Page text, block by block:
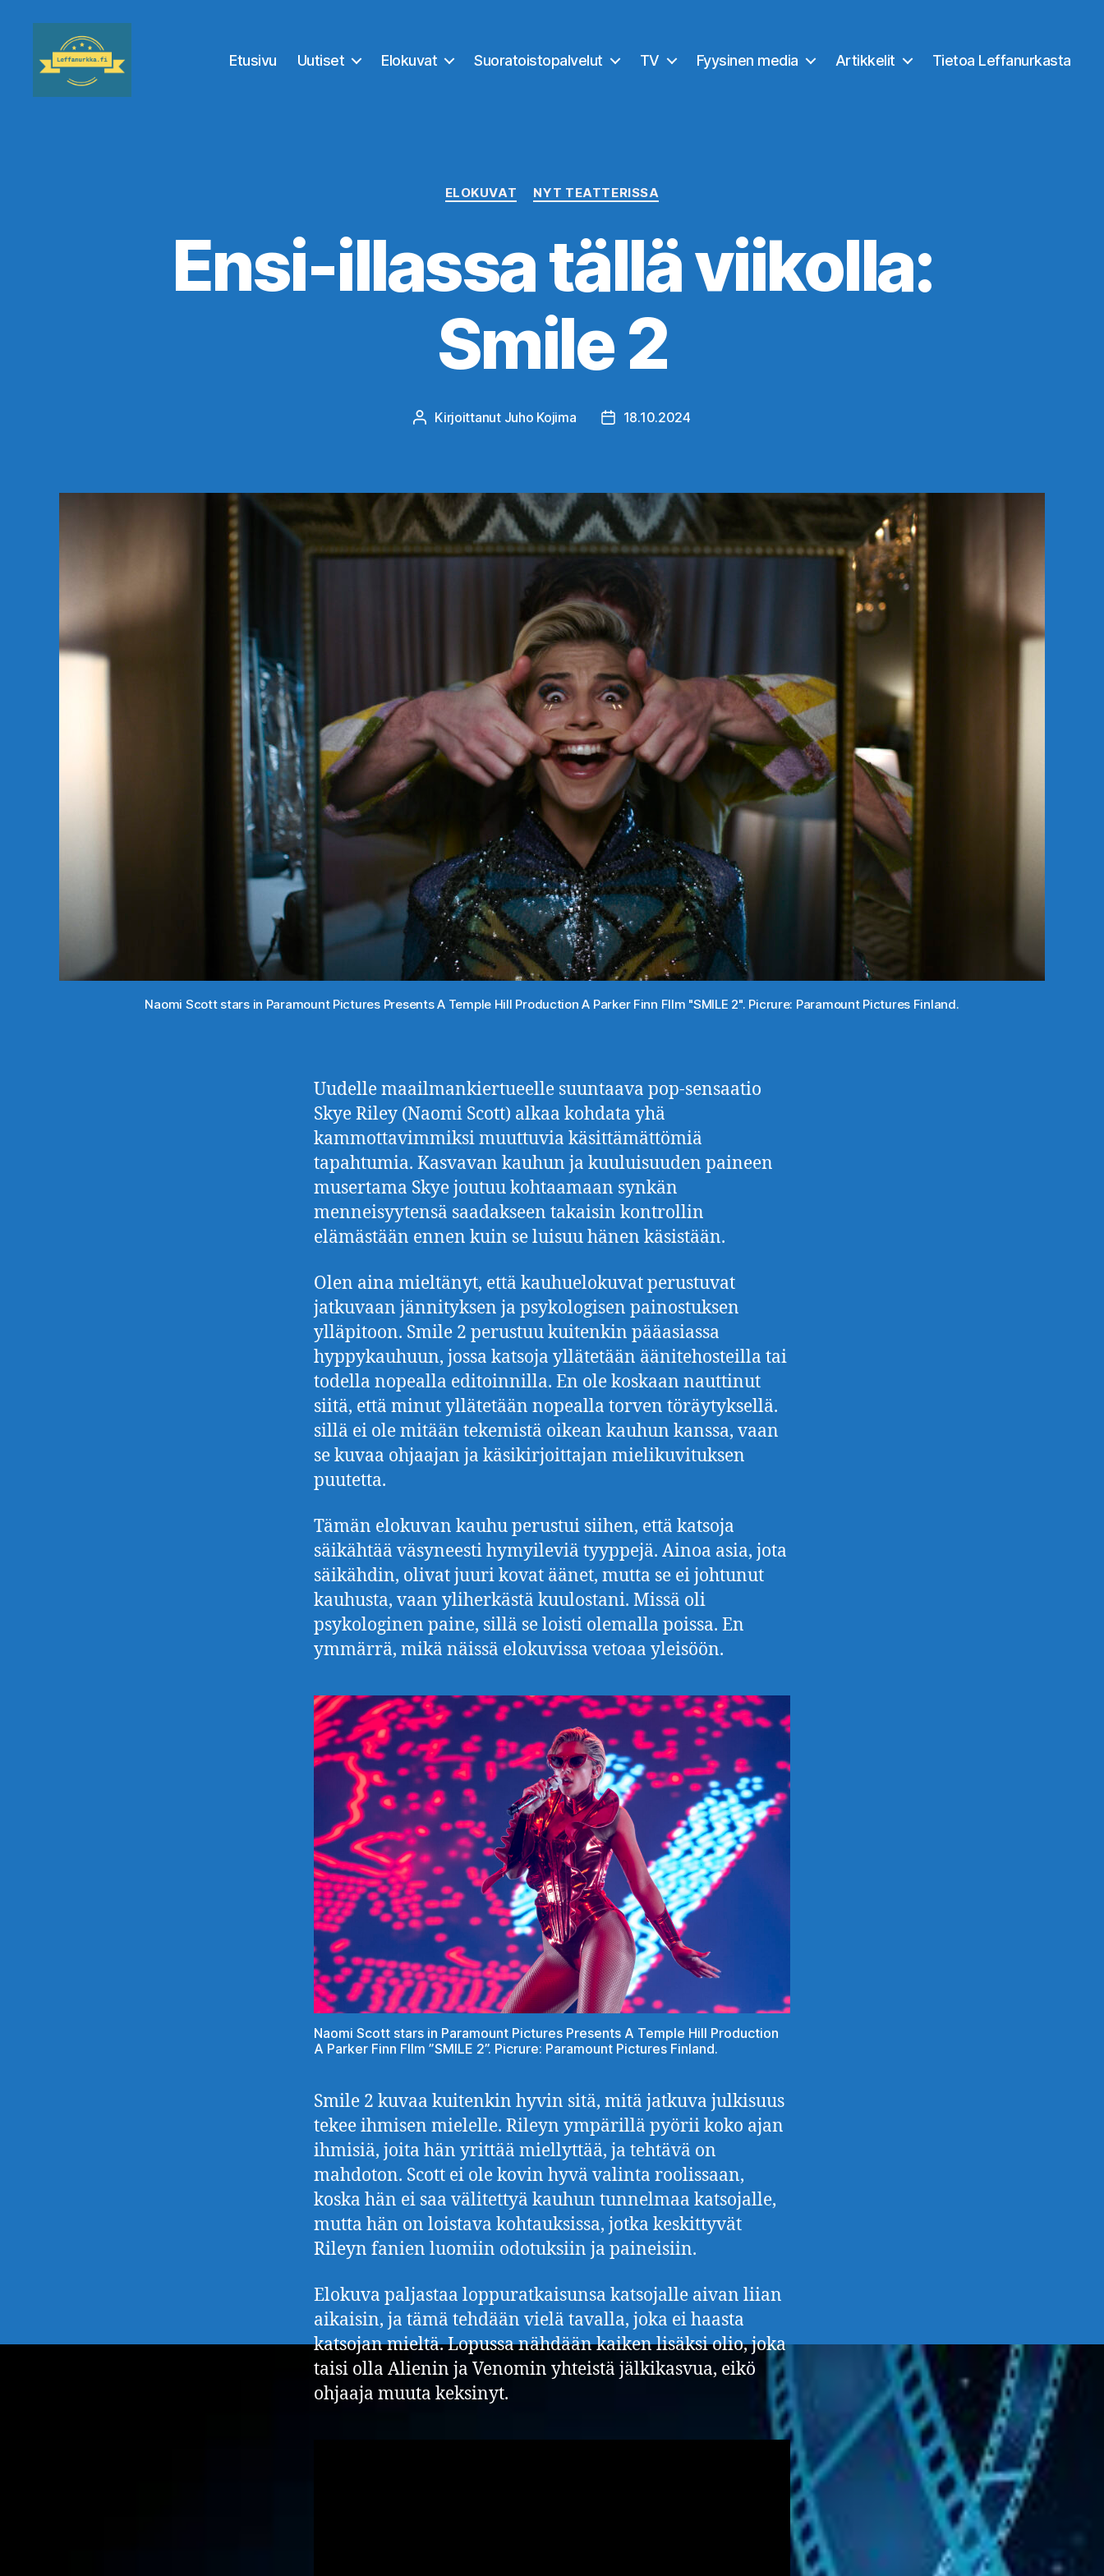
Etusivu Uutiset Elokuvat Suoratoistopalvelut TV Fyysinen media Artikkelit Tietoa Leffanurkasta
Kategoriat
ELOKUVAT NYT TEATTERISSA
Ensi-illassa tällä viikolla:
Smile 2
Kirjoittaja
Kirjoittanut Juho Kojima Julkaisupäivämäärä
18.10.2024
Naomi Scott stars in Paramount Pictures Presents A Temple Hill Production A Parker Finn FIlm "SMILE 2". Picrure: Paramount Pictures Finland.
Uudelle maailmankiertueelle suuntaava pop-sensaatio
Skye Riley (Naomi Scott) alkaa kohdata yhä
kammottavimmiksi muuttuvia käsittämättömiä
tapahtumia. Kasvavan kauhun ja kuuluisuuden paineen
musertama Skye joutuu kohtaamaan synkän
menneisyytensä saadakseen takaisin kontrollin
elämästään ennen kuin se luisuu hänen käsistään.
Olen aina mieltänyt, että kauhuelokuvat perustuvat
jatkuvaan jännityksen ja psykologisen painostuksen
ylläpitoon. Smile 2 perustuu kuitenkin pääasiassa
hyppykauhuun, jossa katsoja yllätetään äänitehosteilla tai
todella nopealla editoinnilla. En ole koskaan nauttinut
siitä, että minut yllätetään nopealla torven töräytyksellä.
sillä ei ole mitään tekemistä oikean kauhun kanssa, vaan
se kuvaa ohjaajan ja käsikirjoittajan mielikuvituksen
puutetta.
Tämän elokuvan kauhu perustui siihen, että katsoja
säikähtää väsyneesti hymyileviä tyyppejä. Ainoa asia, jota
säikähdin, olivat juuri kovat äänet, mutta se ei johtunut
kauhusta, vaan yliherkästä kuulostani. Missä oli
psykologinen paine, sillä se loisti olemalla poissa. En
ymmärrä, mikä näissä elokuvissa vetoaa yleisöön.
Naomi Scott stars in Paramount Pictures Presents A Temple Hill Production
A Parker Finn FIlm ”SMILE 2”. Picrure: Paramount Pictures Finland.
Smile 2 kuvaa kuitenkin hyvin sitä, mitä jatkuva julkisuus
tekee ihmisen mielelle. Rileyn ympärillä pyörii koko ajan
ihmisiä, joita hän yrittää miellyttää, ja tehtävä on
mahdoton. Scott ei ole kovin hyvä valinta roolissaan,
koska hän ei saa välitettyä kauhun tunnelmaa katsojalle,
mutta hän on loistava kohtauksissa, jotka keskittyvät
Rileyn fanien luomiin odotuksiin ja paineisiin.
Elokuva paljastaa loppuratkaisunsa katsojalle aivan liian
aikaisin, ja tämä tehdään vielä tavalla, joka ei haasta
katsojan mieltä. Lopussa nähdään kaiken lisäksi olio, joka
taisi olla Alienin ja Venomin yhteistä jälkikasvua, eikö
ohjaaja muuta keksinyt.